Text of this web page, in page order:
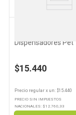
Dispensadores Pet
$15.440
Precio regular x un: $15.440
PRECIO SIN IMPUESTOS
NACIONALES: $ 12.760,33